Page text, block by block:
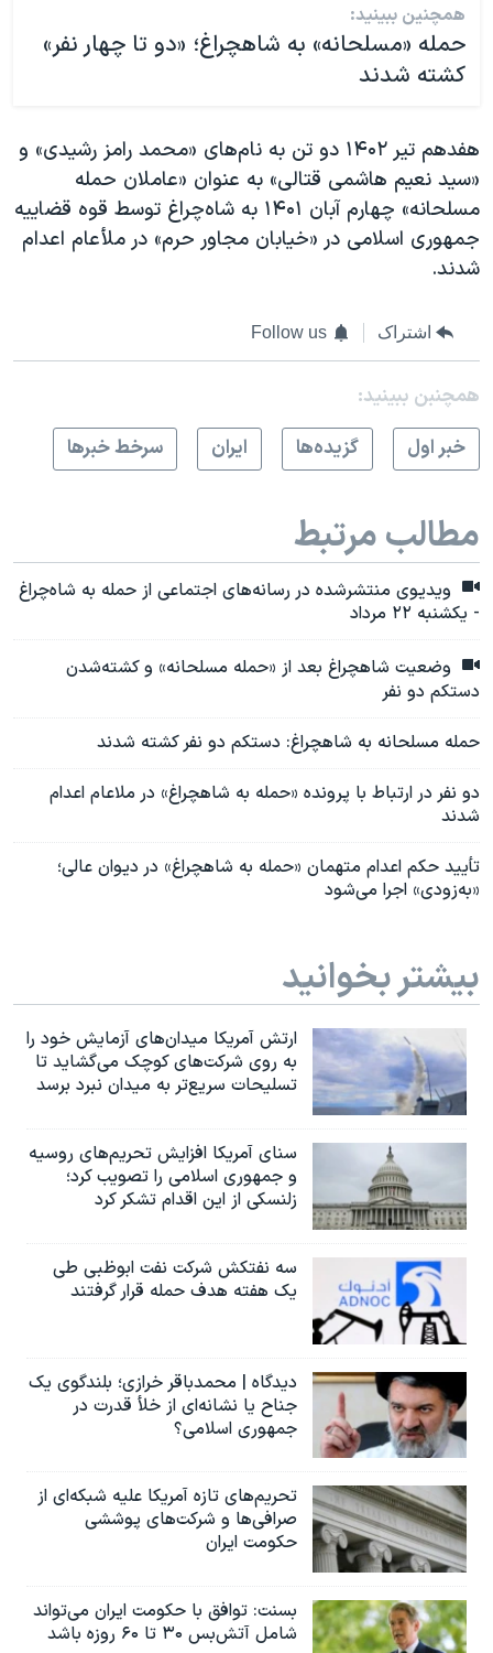
همچنین ببینید:
حمله «مسلحانه» به شاهچراغ؛ «دو تا چهار نفر»
کشته شدند
هفدهم تیر ۱۴۰۲ دو تن به نام‌های «محمد رامز رشیدی» و
«سید نعیم هاشمی قتالی» به عنوان «عاملان حمله
مسلحانه» چهارم آبان ۱۴۰۱ به شاه‌چراغ توسط قوه قضاییه
جمهوری اسلامی در «خیابان مجاور حرم» در ملأعام اعدام
شدند.
اشتراک Follow us
همچنبن ببینید:
خبر اول
گزيده‌ها ايران سرخط خبرها
مطالب مرتبط
ویدیوی منتشرشده در رسانه‌های اجتماعی از حمله به شاه‌چراغ
- یکشنبه ۲۲ مرداد
وضعیت شاهچراغ بعد از «حمله مسلحانه» و کشته‌شدن
دستکم دو نفر
حمله مسلحانه به شاهچراغ: دستکم دو نفر کشته شدند
دو نفر در ارتباط با پرونده «حمله به شاهچراغ» در ملاعام اعدام
شدند
تأیید حکم اعدام متهمان «حمله به شاهچراغ» در دیوان عالی؛
«به‌زودی» اجرا می‌شود
بیشتر بخوانید
ارتش آمریکا میدان‌های آزمایش خود را
به روی شرکت‌های کوچک می‌گشاید تا
تسلیحات سریع‌تر به میدان نبرد برسد
سنای آمریکا افزایش تحریم‌های روسیه
و جمهوری اسلامی را تصویب کرد؛
زلنسکی از این اقدام تشکر کرد
سه نفتکش شرکت نفت ابوظبی طی
یک هفته هدف حمله قرار گرفتند
دیدگاه | محمدباقر خرازی؛ بلندگوی یک
جناح یا نشانه‌ای از خلأ قدرت در
جمهوری اسلامی؟
تحریم‌های تازه آمریکا علیه شبکه‌ای از
صرافی‌ها و شرکت‌های پوششی
حکومت ایران
بسنت: توافق با حکومت ایران می‌تواند
شامل آتش‌بس ۳۰ تا ۶۰ روزه باشد